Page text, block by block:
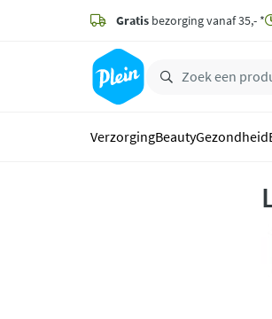
zoeken
hoofdinhoud
Gratis bezorging vanaf 35,- *
VerzorgingBeautyGezondheid